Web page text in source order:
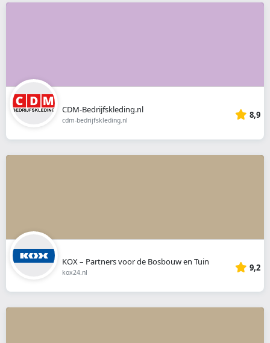
CDM-Bedrijfskleding.nl
cdm-bedrijfskleding.nl 8,9
KOX – Partners voor de Bosbouw en Tuin
kox24.nl 9,2